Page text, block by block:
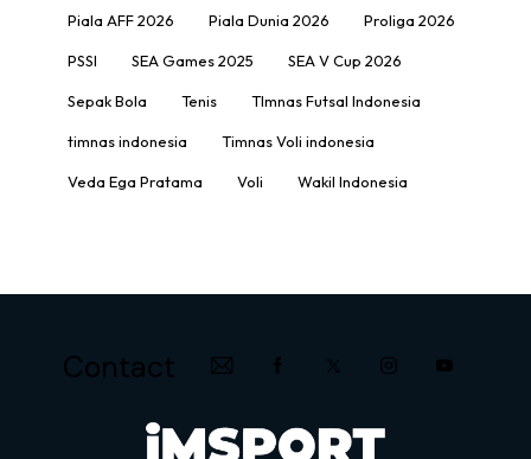
Piala AFF 2026 Piala Dunia 2026 Proliga 2026
PSSI SEA Games 2025 SEA V Cup 2026
Sepak Bola Tenis TImnas Futsal Indonesia
timnas indonesia Timnas Voli indonesia
Veda Ega Pratama Voli Wakil Indonesia
Contact